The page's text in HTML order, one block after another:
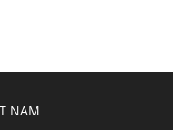
NAM